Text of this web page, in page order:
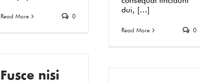
Read More 0
dui, [...]
Read More 0
Fusce nisi